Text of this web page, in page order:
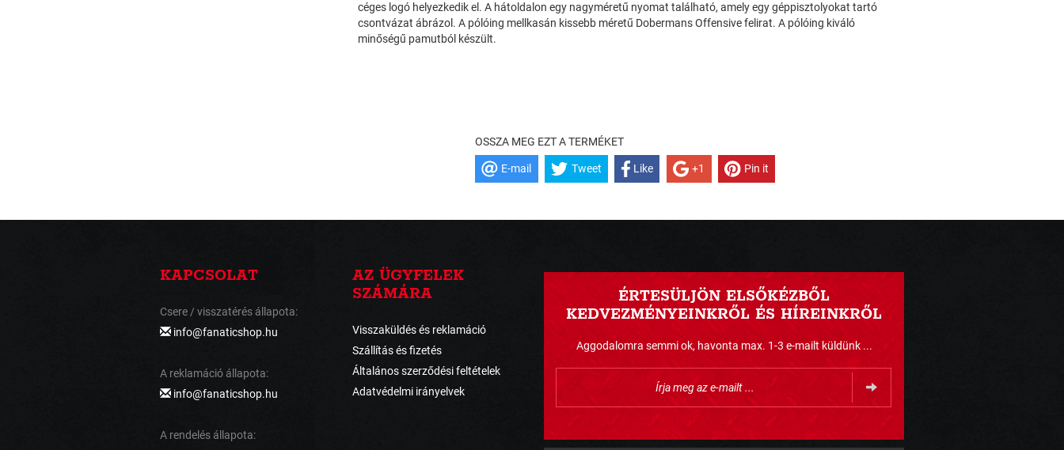
céges logó helyezkedik el. A hátoldalon egy nagyméretű nyomat található, amely egy géppisztolyokat tartó
csontvázat ábrázol. A pólóing mellkasán kissebb méretű Dobermans Offensive felirat. A pólóing kiváló
minőségű pamutból készült.
OSSZA MEG EZT A TERMÉKET
E-mail Tweet Like +1 Pin it
KAPCSOLAT
Csere / visszatérés állapota:
info@fanaticshop.hu
A reklamáció állapota:
info@fanaticshop.hu
A rendelés állapota:
AZ ÜGYFELEK
SZÁMÁRA
Visszaküldés és reklamáció
Szállítás és fizetés
Általános szerződési feltételek
Adatvédelmi irányelvek
ÉRTESÜLJÖN ELSŐKÉZBŐL
KEDVEZMÉNYEINKRŐL ÉS HÍREINKRŐL
Aggodalomra semmi ok, havonta max. 1-3 e-mailt küldünk ...